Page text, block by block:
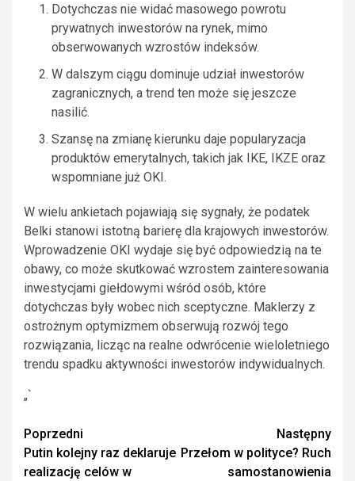
Dotychczas nie widać masowego powrotu
prywatnych inwestorów na rynek, mimo
obserwowanych wzrostów indeksów.
W dalszym ciągu dominuje udział inwestorów
zagranicznych, a trend ten może się jeszcze
nasilić.
Szansę na zmianę kierunku daje popularyzacja
produktów emerytalnych, takich jak IKE, IKZE oraz
wspomniane już OKI.
W wielu ankietach pojawiają się sygnały, że podatek
Belki stanowi istotną barierę dla krajowych inwestorów.
Wprowadzenie OKI wydaje się być odpowiedzią na te
obawy, co może skutkować wzrostem zainteresowania
inwestycjami giełdowymi wśród osób, które
dotychczas były wobec nich sceptyczne. Maklerzy z
ostrożnym optymizmem obserwują rozwój tego
rozwiązania, licząc na realne odwrócenie wieloletniego
trendu spadku aktywności inwestorów indywidualnych.
„`
Zobacz
wpisy
Poprzedni
Putin kolejny raz deklaruje
realizację celów w
Następny
Przełom w polityce? Ruch
samostanowienia